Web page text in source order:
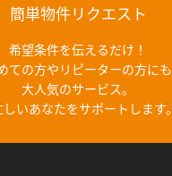
簡単物件リクエスト
希望条件を伝えるだけ！
ての方やリピーターの方にも
大人気のサービス。
いあなたをサポートします。